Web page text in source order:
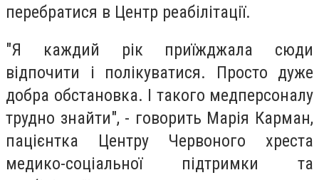
перебратися в Центр реабілітації.
"Я каждий рік приїжджала сюди
відпочити і полікуватися. Просто дуже
добра обстановка. І такого медперсоналу
трудно знайти", - говорить Марія Карман,
пацієнтка Центру Червоного хреста
медико-соціальної підтримки та